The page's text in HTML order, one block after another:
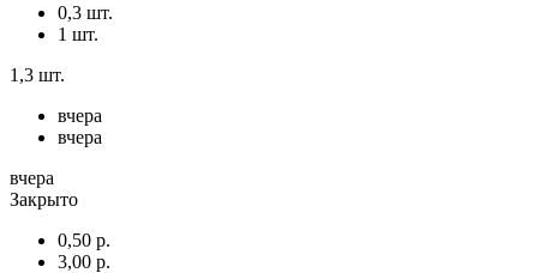
0,3 шт.
1 шт.
1,3 шт.
вчера
вчера
вчера
Закрыто
0,50 р.
3,00 р.